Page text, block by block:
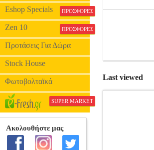
Eshop Specials ΠΡΟΣΦΟΡΕΣ
Zen 10 ΠΡΟΣΦΟΡΕΣ
Προτάσεις Για Δώρα
Stock House
Φωτοβολταϊκά
SUPER MARKET
Last viewed